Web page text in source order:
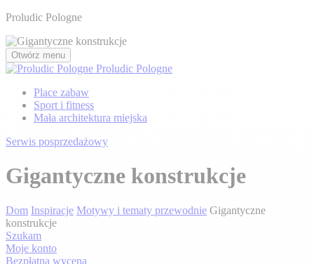
Proludic Pologne
Otwórz menu
Proludic Pologne
Place zabaw
Sport i fitness
Mała architektura miejska
Serwis posprzedażowy
Gigantyczne konstrukcje
Dom Inspiracje Motywy i tematy przewodnie Gigantyczne
konstrukcje
Szukam
Moje konto
Bezpłatna wycena